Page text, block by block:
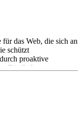
das Web, die sich an
schützt
proaktive
Die Software nutzt
bietet Funktionen
gängige Browser
auf Anfrage